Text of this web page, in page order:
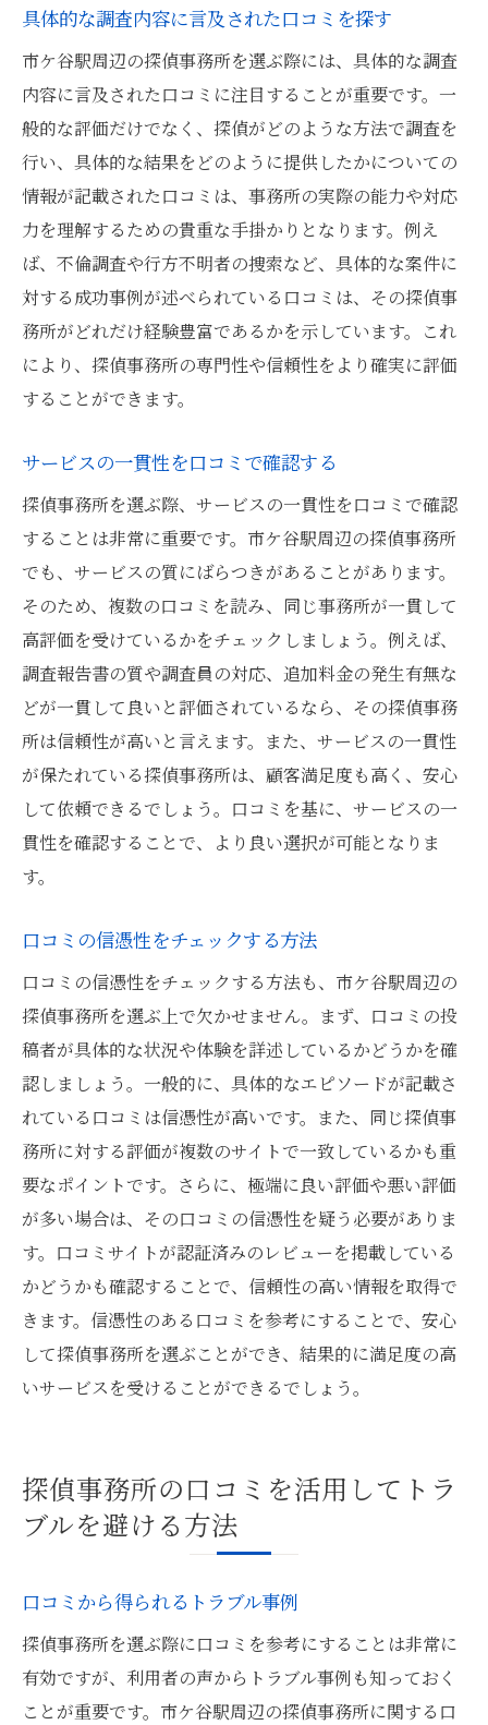
具体的な調査内容に言及された口コミを探す
市ケ谷駅周辺の探偵事務所を選ぶ際には、具体的な調査
内容に言及された口コミに注目することが重要です。一
般的な評価だけでなく、探偵がどのような方法で調査を
行い、具体的な結果をどのように提供したかについての
情報が記載された口コミは、事務所の実際の能力や対応
力を理解するための貴重な手掛かりとなります。例え
ば、不倫調査や行方不明者の捜索など、具体的な案件に
対する成功事例が述べられている口コミは、その探偵事
務所がどれだけ経験豊富であるかを示しています。これ
により、探偵事務所の専門性や信頼性をより確実に評価
することができます。
サービスの一貫性を口コミで確認する
探偵事務所を選ぶ際、サービスの一貫性を口コミで確認
することは非常に重要です。市ケ谷駅周辺の探偵事務所
でも、サービスの質にばらつきがあることがあります。
そのため、複数の口コミを読み、同じ事務所が一貫して
高評価を受けているかをチェックしましょう。例えば、
調査報告書の質や調査員の対応、追加料金の発生有無な
どが一貫して良いと評価されているなら、その探偵事務
所は信頼性が高いと言えます。また、サービスの一貫性
が保たれている探偵事務所は、顧客満足度も高く、安心
して依頼できるでしょう。口コミを基に、サービスの一
貫性を確認することで、より良い選択が可能となりま
す。
口コミの信憑性をチェックする方法
口コミの信憑性をチェックする方法も、市ケ谷駅周辺の
探偵事務所を選ぶ上で欠かせません。まず、口コミの投
稿者が具体的な状況や体験を詳述しているかどうかを確
認しましょう。一般的に、具体的なエピソードが記載さ
れている口コミは信憑性が高いです。また、同じ探偵事
務所に対する評価が複数のサイトで一致しているかも重
要なポイントです。さらに、極端に良い評価や悪い評価
が多い場合は、その口コミの信憑性を疑う必要がありま
す。口コミサイトが認証済みのレビューを掲載している
かどうかも確認することで、信頼性の高い情報を取得で
きます。信憑性のある口コミを参考にすることで、安心
して探偵事務所を選ぶことができ、結果的に満足度の高
いサービスを受けることができるでしょう。
探偵事務所の口コミを活用してトラ
ブルを避ける方法
口コミから得られるトラブル事例
探偵事務所を選ぶ際に口コミを参考にすることは非常に
有効ですが、利用者の声からトラブル事例も知っておく
ことが重要です。市ケ谷駅周辺の探偵事務所に関する口